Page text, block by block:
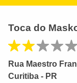
Toca do
Rua Maestro
Curitiba - PR